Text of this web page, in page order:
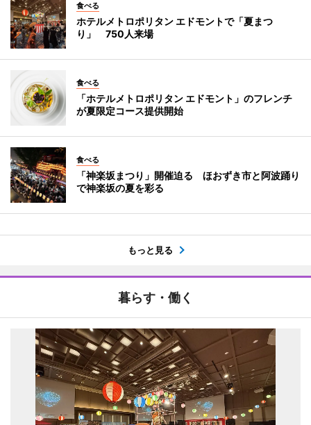
食べる
ホテルメトロポリタン エドモントで「夏まつ
り」 750人来場
食べる
「ホテルメトロポリタン エドモント」のフレンチ
が夏限定コース提供開始
食べる
「神楽坂まつり」開催迫る ほおずき市と阿波踊り
で神楽坂の夏を彩る
もっと見る
暮らす・働く